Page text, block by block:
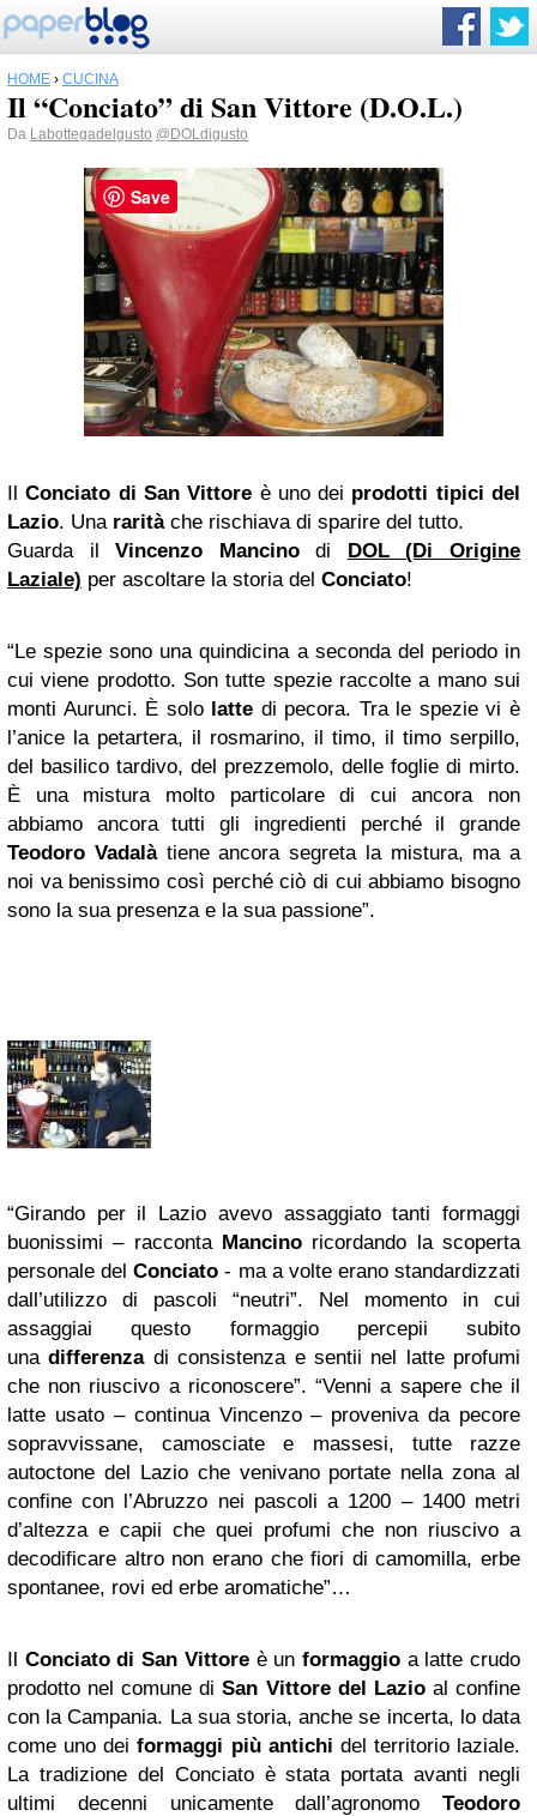
HOME › CUCINA
Il “Conciato” di San Vittore (D.O.L.)
Da Labottegadelgusto @DOLdigusto
IlConciato di San Vittore è uno dei prodotti tipici del
Lazio. Una raritàche rischiava di sparire del tutto.
Guarda ilVincenzo Mancinodi DOL (Di Origine
Laziale) per ascoltare la storia del Conciato!
“Le spezie sono una quindicina a seconda del periodo in
cui viene prodotto. Son tutte spezie raccolte a mano sui
monti Aurunci. È solo latte di pecora. Tra le spezie vi è
l’anice la petartera, il rosmarino, il timo, il timo serpillo,
del basilico tardivo, del prezzemolo, delle foglie di mirto.
È una mistura molto particolare di cui ancora non
abbiamo ancora tutti gli ingredienti perché il grande
Teodoro Vadalàtiene ancora segreta la mistura, ma a
noi va benissimo così perché ciò di cui abbiamo bisogno
sono la sua presenza e la sua passione”.
“Girando per il Lazio avevo assaggiato tanti formaggi
buonissimi – racconta Mancino ricordando la scoperta
personale delConciato - ma a volte erano standardizzati
dall’utilizzo di pascoli “neutri”. Nel momento in cui
assaggiai questo formaggio percepii subito
unadifferenzadi consistenza e sentii nel latte profumi
che non riuscivo a riconoscere”. “Venni a sapere che il
latte usato – continua Vincenzo – proveniva da pecore
sopravvissane, camosciate e massesi, tutte razze
autoctone del Lazio che venivano portate nella zona al
confine con l’Abruzzo nei pascoli a 1200 – 1400 metri
d’altezza e capii che quei profumi che non riuscivo a
decodificare altro non erano che fiori di camomilla, erbe
spontanee, rovi ed erbe aromatiche”…
Il Conciato di San Vittoreè un formaggioa latte crudo
prodotto nel comune diSan Vittore del Lazioal confine
con la Campania. La sua storia, anche se incerta, lo data
come uno deiformaggi più antichi del territorio laziale.
La tradizione del Conciato è stata portata avanti negli
ultimi decenni unicamente dall’agronomo Teodoro
Save